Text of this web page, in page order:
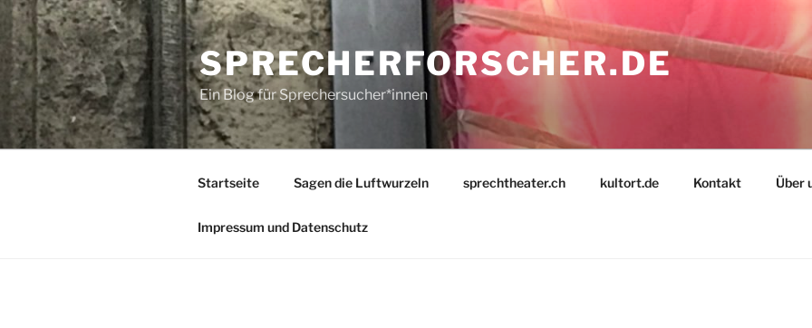
Zum
Inhalt
springen
SPRECHERFORSCHER.DE
Ein Blog für Sprechersucher*innen
Startseite Sagen die Luftwurzeln sprechtheater.ch kultort.de Kontakt Über
Impressum und Datenschutz